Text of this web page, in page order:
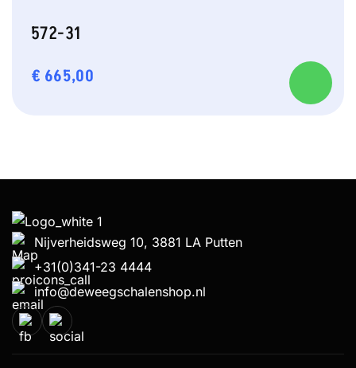
572-31
€ 665,00
Nijverheidsweg 10, 3881 LA Putten
+31(0)341-23 4444
info@deweegschalenshop.nl